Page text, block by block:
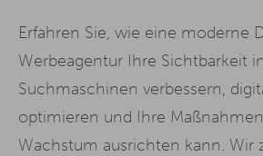
Erfahren Sie, wie eine moderne
Werbeagentur Ihre Sichtbarkeit in
Suchmaschinen verbessern,
optimieren und Ihre
Wachstum ausrichten kann. Wir